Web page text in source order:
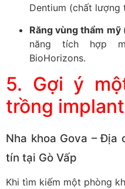
Dentium (chất lượng
Răng vùng thẩm mỹ
năng tích hợp
BioHorizons.
5. Gợi ý
trồng
Nha khoa Gova – Địa
tín tại Gò Vấp
Khi tìm kiếm một phòng